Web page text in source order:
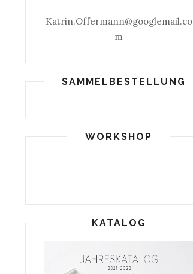
Katrin.Offermann@googlemail.co
m
SAMMELBESTELLUNG
WORKSHOP
KATALOG